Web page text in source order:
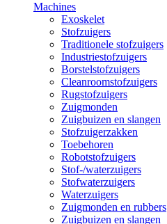
Machines
Exoskelet
Stofzuigers
Traditionele stofzuigers
Industriestofzuigers
Borstelstofzuigers
Cleanroomstofzuigers
Rugstofzuigers
Zuigmonden
Zuigbuizen en slangen
Stofzuigerzakken
Toebehoren
Robotstofzuigers
Stof-/waterzuigers
Stofwaterzuigers
Waterzuigers
Zuigmonden en rubbers
Zuigbuizen en slangen